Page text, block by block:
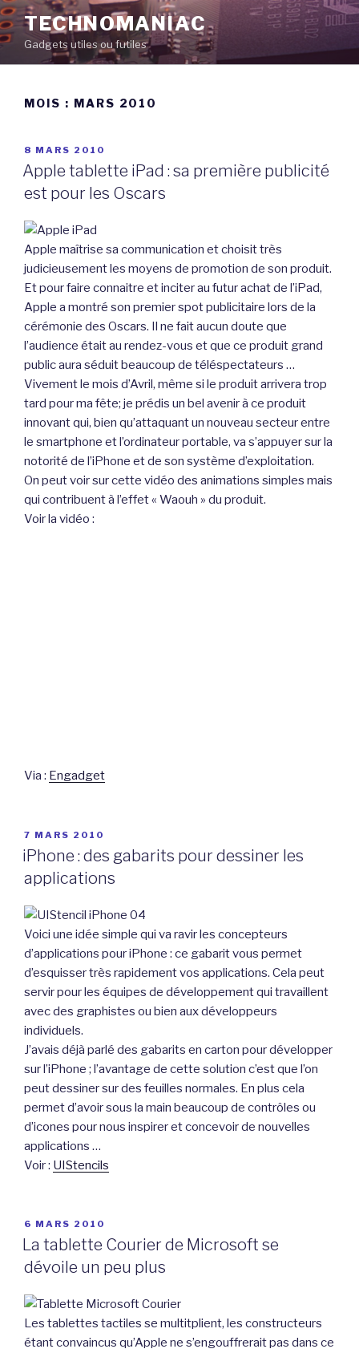
Aller
au
contenu
principal
TECHNOMANIAC
Gadgets utiles ou futiles
MOIS : MARS 2010
PUBLIÉ
LE
8 MARS 2010
Apple tablette iPad : sa première publicité
est pour les Oscars
Apple maîtrise sa communication et choisit très
judicieusement les moyens de promotion de son produit.
Et pour faire connaitre et inciter au futur achat de l’iPad,
Apple a montré son premier spot publicitaire lors de la
cérémonie des Oscars. Il ne fait aucun doute que
l’audience était au rendez-vous et que ce produit grand
public aura séduit beaucoup de téléspectateurs …
Vivement le mois d’Avril, même si le produit arrivera trop
tard pour ma fête; je prédis un bel avenir à ce produit
innovant qui, bien qu’attaquant un nouveau secteur entre
le smartphone et l’ordinateur portable, va s’appuyer sur la
notorité de l’iPhone et de son système d’exploitation.
On peut voir sur cette vidéo des animations simples mais
qui contribuent à l’effet « Waouh » du produit.
Voir la vidéo :
Via : Engadget
PUBLIÉ
LE
7 MARS 2010
iPhone : des gabarits pour dessiner les
applications
Voici une idée simple qui va ravir les concepteurs
d’applications pour iPhone : ce gabarit vous permet
d’esquisser très rapidement vos applications. Cela peut
servir pour les équipes de développement qui travaillent
avec des graphistes ou bien aux développeurs
individuels.
J’avais déjà parlé des gabarits en carton pour développer
sur l’iPhone ; l’avantage de cette solution c’est que l’on
peut dessiner sur des feuilles normales. En plus cela
permet d’avoir sous la main beaucoup de contrôles ou
d’icones pour nous inspirer et concevoir de nouvelles
applications …
Voir : UIStencils
PUBLIÉ
LE
6 MARS 2010
La tablette Courier de Microsoft se
dévoile un peu plus
Les tablettes tactiles se multitplient, les constructeurs
étant convaincus qu’Apple ne s’engouffrerait pas dans ce